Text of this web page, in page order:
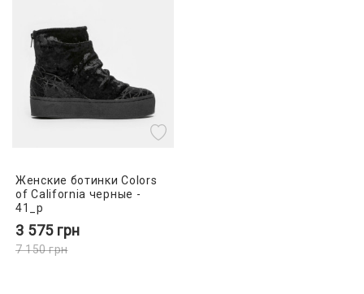
Женские ботинки Colors
of California черные -
41_p
3 575 грн
7 150грн